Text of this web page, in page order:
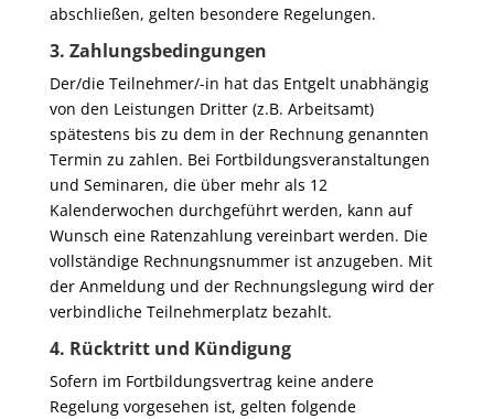
abschließen, gelten besondere Regelungen.
3. Zahlungsbedingungen
Der/die Teilnehmer/-in hat das Entgelt unabhängig
von den Leistungen Dritter (z.B. Arbeitsamt)
spätestens bis zu dem in der Rechnung genannten
Termin zu zahlen. Bei Fortbildungsveranstaltungen
und Seminaren, die über mehr als 12
Kalenderwochen durchgeführt werden, kann auf
Wunsch eine Ratenzahlung vereinbart werden. Die
vollständige Rechnungsnummer ist anzugeben. Mit
der Anmeldung und der Rechnungslegung wird der
verbindliche Teilnehmerplatz bezahlt.
4. Rücktritt und Kündigung
Sofern im Fortbildungsvertrag keine andere
Regelung vorgesehen ist, gelten folgende